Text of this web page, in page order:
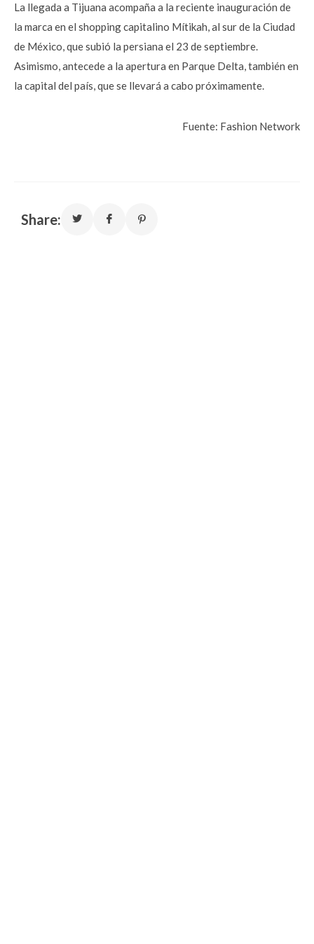
La llegada a Tijuana acompaña a la reciente inauguración de
la marca en el shopping capitalino Mítikah, al sur de la Ciudad
de México, que subió la persiana el 23 de septiembre.
Asimismo, antecede a la apertura en Parque Delta, también en
la capital del país, que se llevará a cabo próximamente.
Fuente: Fashion Network
Share: